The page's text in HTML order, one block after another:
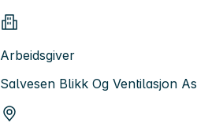
Arbeidsgiver
Salvesen Blikk Og Ventilasjon As